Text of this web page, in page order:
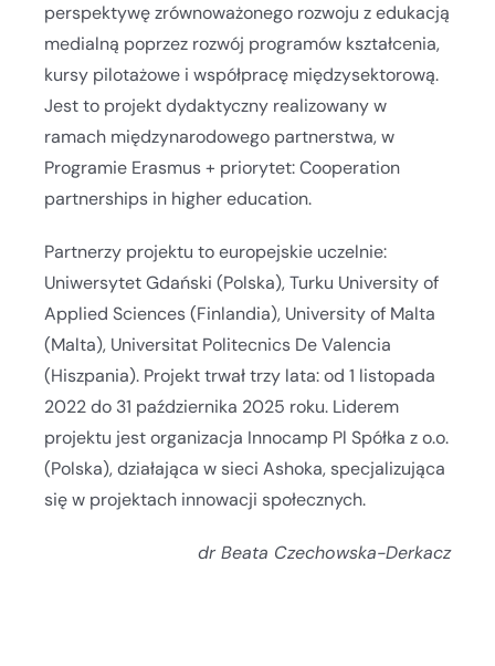
perspektywę zrównoważonego rozwoju z edukacją
medialną poprzez rozwój programów kształcenia,
kursy pilotażowe i współpracę międzysektorową.
Jest to projekt dydaktyczny realizowany w
ramach międzynarodowego partnerstwa, w
Programie Erasmus + priorytet: Cooperation
partnerships in higher education.
Partnerzy projektu to europejskie uczelnie:
Uniwersytet Gdański (Polska), Turku University of
Applied Sciences (Finlandia), University of Malta
(Malta), Universitat Politecnics De Valencia
(Hiszpania). Projekt trwał trzy lata: od 1 listopada
2022 do 31 października 2025 roku. Liderem
projektu jest organizacja Innocamp Pl Spółka z o.o.
(Polska), działająca w sieci Ashoka, specjalizująca
się w projektach innowacji społecznych.
dr Beata Czechowska-Derkacz